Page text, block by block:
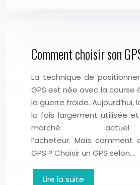
Comment choisir son
La technique de
GPS est née avec la course
la guerre froide.
la fois largement utilisée
marché
l’acheteur. Mais comment
GPS ? Choisir un GPS selon…
Lire la suite